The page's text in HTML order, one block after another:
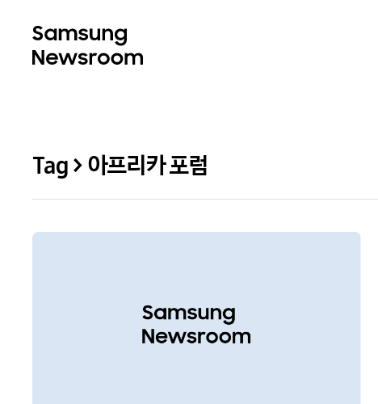
Tag > 아프리카 포럼